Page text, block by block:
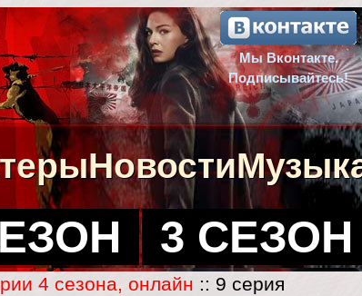
Мы Вконтакте.
Подписывайтесь!
Новости
3 СЕЗОН
4 сезона, онлайн :: 9 серия